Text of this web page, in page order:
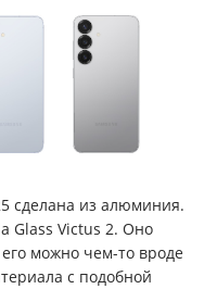
сделана из алюминия.
Glass Victus 2. Оно
можно чем-то вроде
с подобной